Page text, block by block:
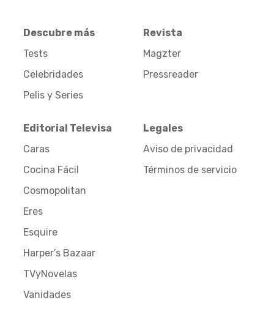
Descubre más
Tests
Celebridades
Pelis y Series
Revista
Magzter
Pressreader
Editorial Televisa
Caras
Cocina Fácil
Cosmopolitan
Eres
Esquire
Harper’s Bazaar
TVyNovelas
Vanidades
Legales
Aviso de privacidad
Términos de servicio